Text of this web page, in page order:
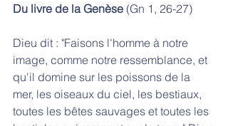
Du livre de la Genèse (Gn 1, 26-27)
Dieu dit : "Faisons l'homme à notre
image, comme notre ressemblance, et
qu'il domine sur les poissons de la
mer, les oiseaux du ciel, les bestiaux,
toutes les bêtes sauvages et toutes les